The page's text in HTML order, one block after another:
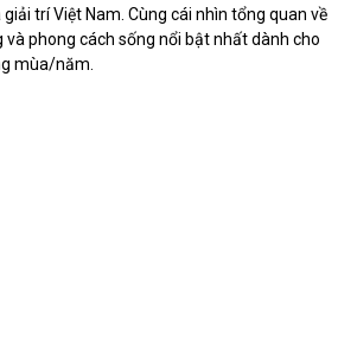
trí Việt Nam. Cùng cái nhìn tổng quan về
phong cách sống nổi bật nhất dành cho
mùa/năm.